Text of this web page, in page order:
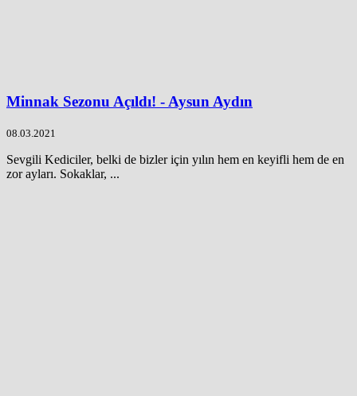
Minnak Sezonu Açıldı! - Aysun Aydın
08.03.2021
Sevgili Kediciler, belki de bizler için yılın hem en keyifli hem de en
zor ayları. Sokaklar, ...